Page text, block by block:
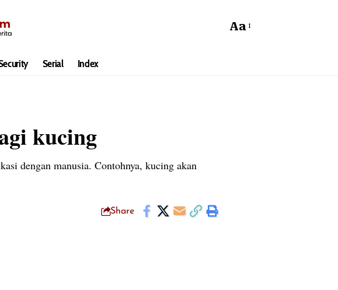
Aa
Serial Index
kucing
dengan manusia. Contohnya, kucing akan
Share